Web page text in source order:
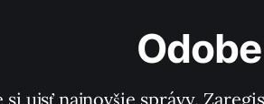
si ujsť najnovšie správy.